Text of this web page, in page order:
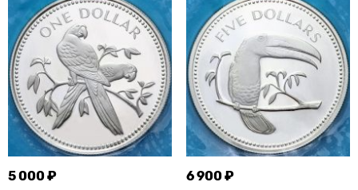
5 000 ₽ 6 900 ₽